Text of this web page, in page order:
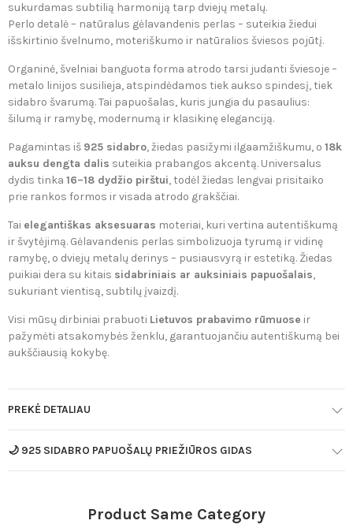
sukurdamas subtilią harmoniją tarp dviejų metalų.
Perlo detalė – natūralus gėlavandenis perlas – suteikia žiedui
išskirtinio švelnumo, moteriškumo ir natūralios šviesos pojūtį.
Organinė, švelniai banguota forma atrodo tarsi judanti šviesoje –
metalo linijos susilieja, atspindėdamos tiek aukso spindesį, tiek
sidabro švarumą. Tai papuošalas, kuris jungia du pasaulius:
šilumą ir ramybę, modernumą ir klasikinę eleganciją.
Pagamintas iš 925 sidabro, žiedas pasižymi ilgaamžiškumu, o 18k
auksu dengta dalis suteikia prabangos akcentą. Universalus
dydis tinka 16–18 dydžio pirštui, todėl žiedas lengvai prisitaiko
prie rankos formos ir visada atrodo grakščiai.
Tai elegantiškas aksesuaras moteriai, kuri vertina autentiškumą
ir švytėjimą. Gėlavandenis perlas simbolizuoja tyrumą ir vidinę
ramybę, o dviejų metalų derinys – pusiausvyrą ir estetiką. Žiedas
puikiai dera su kitais sidabriniais ar auksiniais papuošalais,
sukuriant vientisą, subtilų įvaizdį.
Visi mūsų dirbiniai prabuoti Lietuvos prabavimo rūmuose ir
pažymėti atsakomybės ženklu, garantuojančiu autentiškumą bei
aukščiausią kokybę.
PREKĖ DETALIAU
🌙 925 SIDABRO PAPUOŠALŲ PRIEŽIŪROS GIDAS
Product Same Category